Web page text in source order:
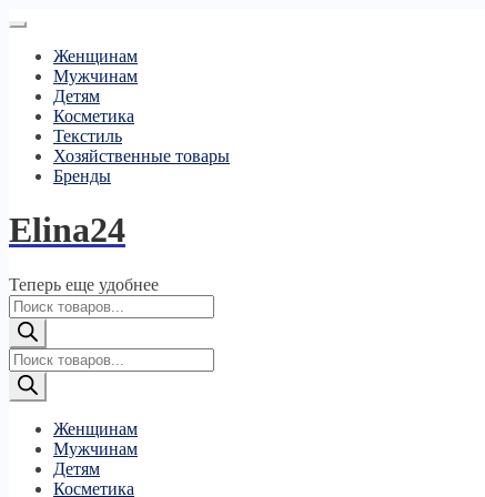
Женщинам
Мужчинам
Детям
Косметика
Текстиль
Хозяйственные товары
Бренды
Elina24
Теперь еще удобнее
Поиск
товаров
Поиск
товаров
Женщинам
Мужчинам
Детям
Косметика